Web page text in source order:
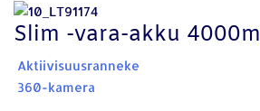
Slim -vara-akku
Aktiivisuusranneke
360-kamera